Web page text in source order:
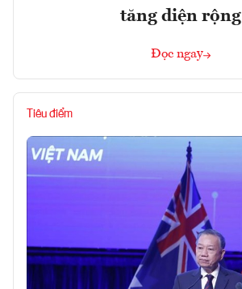
tăng diện rộng
Đọc ngay
Tiêu điểm